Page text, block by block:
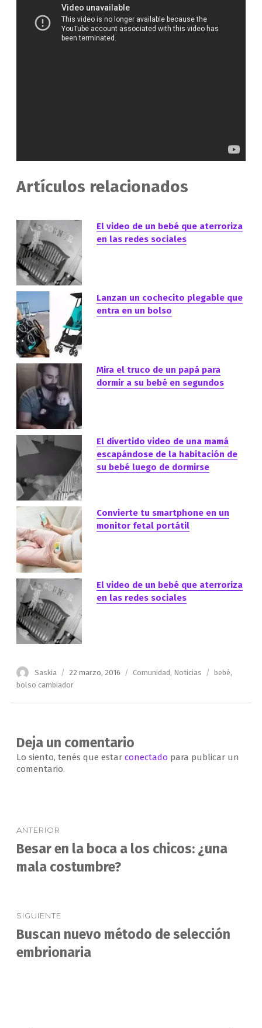
Artículos relacionados
El video de un bebé que aterroriza
en las redes sociales
Lanzan un cochecito plegable que
entra en un bolso
Mira el truco de un papá para
dormir a su bebé en segundos
El divertido video de una mamá
escapándose de la habitación de
su bebé luego de dormirse
Convierte tu smartphone en un
monitor fetal portátil
El video de un bebé que aterroriza
en las redes sociales
Autor
Saskia
Publicado
el
22 marzo, 2016 Categorías
Comunidad, Noticias Etiquetas
bebé,
bolso cambiador
Deja un comentario
Lo siento, tenés que estar conectado para publicar un
comentario.
de
entradas
ANTERIOR
Entrada
anterior:
Besar en la boca a los chicos: ¿una
mala costumbre?
SIGUIENTE
Entrada
siguiente:
Buscan nuevo método de selección
embrionaria